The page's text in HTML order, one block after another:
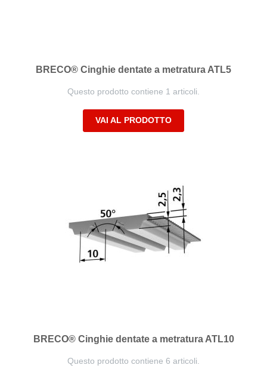
BRECO® Cinghie dentate a metratura ATL5
Questo prodotto contiene 1 articoli.
VAI AL PRODOTTO
BRECO® Cinghie dentate a metratura ATL10
Questo prodotto contiene 6 articoli.